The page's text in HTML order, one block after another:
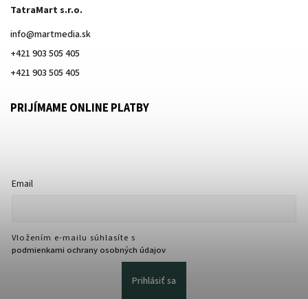
TatraMart s.r.o.
info@martmedia.sk
+421 903 505 405
+421 903 505 405
PRIJÍMAME ONLINE PLATBY
Email
Vložením e-mailu súhlasíte s
podmienkami ochrany osobných údajov
Prihlásiť sa